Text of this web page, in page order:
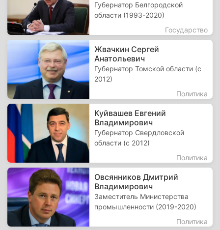
Губернатор Белгородской
области (1993-2020)
Государство
Жвачкин Сергей
Анатольевич
Губернатор Томской области (с
2012)
Политика
Куйвашев Евгений
Владимирович
Губернатор Свердловской
области (с 2012)
Политика
Овсянников Дмитрий
Владимирович
Заместитель Министерства
промышленности (2019-2020)
Политика